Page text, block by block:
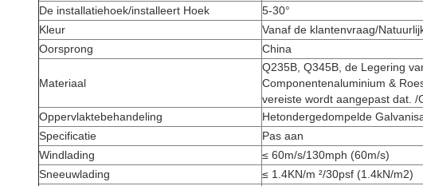
De installatiehoek/installeert Hoek
5-30°
Kleur
Vanaf de klantenvraag/
Oorsprong
China
Materiaal
Q235B, Q345B, de Legering
Componentenaluminium &
vereiste wordt aangepast dat. /
Oppervlaktebehandeling
Hetondergedompelde
Specificatie
Pas aan
Windlading
≤ 60m/s/130mph (60m/s)
Sneeuwlading
≤ 1.4KN/m ²/30psf (1.4kN/m2)